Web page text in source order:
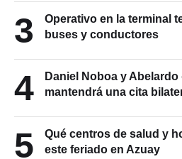
3
Operativo en la terminal
buses y conductores
4
Daniel Noboa y
mantendrá una cita
5
Qué centros de salud y
este feriado en Azuay